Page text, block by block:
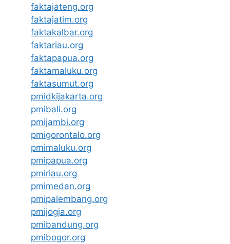
faktajateng.org
faktajatim.org
faktakalbar.org
faktariau.org
faktapapua.org
faktamaluku.org
faktasumut.org
pmidkijakarta.org
pmibali.org
pmijambi.org
pmigorontalo.org
pmimaluku.org
pmipapua.org
pmiriau.org
pmimedan.org
pmipalembang.org
pmijogja.org
pmibandung.org
pmibogor.org